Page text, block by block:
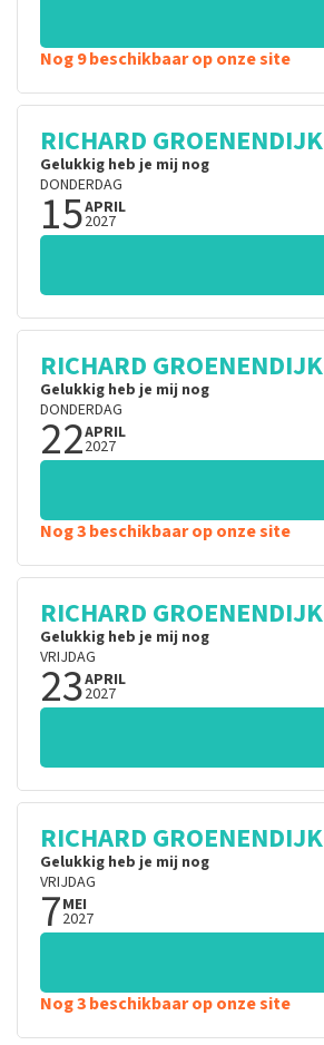
Nog 9 beschikbaar op onze site
RICHARD GROENENDIJK
Gelukkig heb je mij nog
DONDERDAG
15APRIL
2027
RICHARD GROENENDIJK
Gelukkig heb je mij nog
DONDERDAG
22APRIL
2027
Nog 3 beschikbaar op onze site
RICHARD GROENENDIJK
Gelukkig heb je mij nog
VRIJDAG
23APRIL
2027
RICHARD GROENENDIJK
Gelukkig heb je mij nog
VRIJDAG
7MEI
2027
Nog 3 beschikbaar op onze site